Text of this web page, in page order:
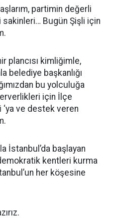
partimin değerli
sakinleri… Bugün Şişli için
plancısı kimliğimle,
belediye başkanlığı
bu yolculuğa
için İlçe
‘ya ve destek veren
İstanbul’da başlayan
kentleri kurma
her köşesine